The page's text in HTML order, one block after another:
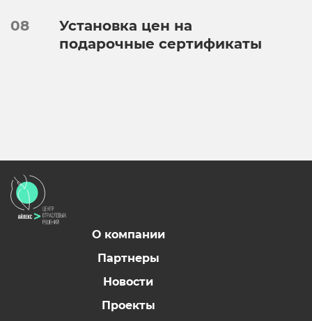
08
Установка цен на
подарочные сертификаты
О компании
Партнеры
Новости
Проекты